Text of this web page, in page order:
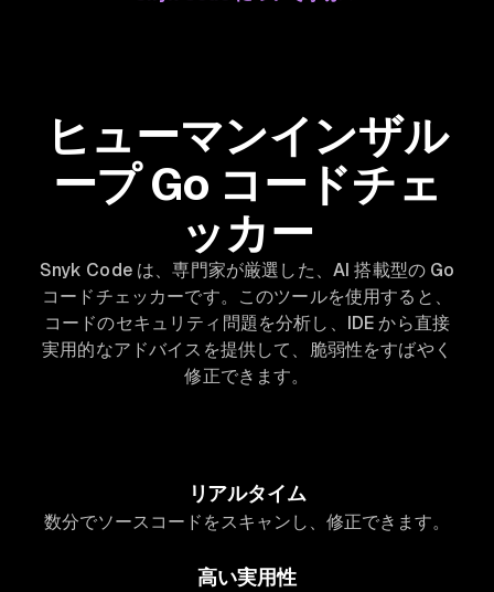
ヒューマンインザル
ープ Go コードチェ
ッカー
Snyk Code は、専門家が厳選した、AI 搭載型の Go
コードチェッカーです。このツールを使用すると、
コードのセキュリティ問題を分析し、IDE から直接
実用的なアドバイスを提供して、脆弱性をすばやく
修正できます。
リアルタイム
数分でソースコードをスキャンし、修正できます。
高い実用性